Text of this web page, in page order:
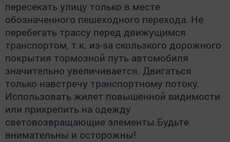
пересекать улицу только в месте
обозначенного пешеходного перехода. Не
перебегать трассу перед движущимся
транспортом, т.к. из-за скользкого дорожного
покрытия тормозной путь автомобиля
значительно увеличивается. Двигаться
только навстречу транспортному потоку.
Использовать жилет повышенной видимости
или прикрепить на одежду
световозвращающие элементы.Будьте
внимательны и осторожны!